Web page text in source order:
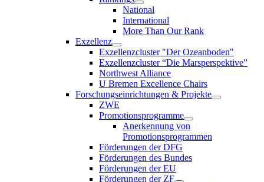
National
International
More Than Our Rank
Exzellenz
Exzellenzcluster "Der Ozeanboden"
Exzellenzcluster “Die Marsperspektive”
Northwest Alliance
U Bremen Excellence Chairs
Forschungseinrichtungen & Projekte
ZWE
Promotionsprogramme
Anerkennung von
Promotionsprogrammen
Förderungen der DFG
Förderungen des Bundes
Förderungen der EU
Förderungen der ZF